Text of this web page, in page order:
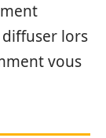
lors
vous